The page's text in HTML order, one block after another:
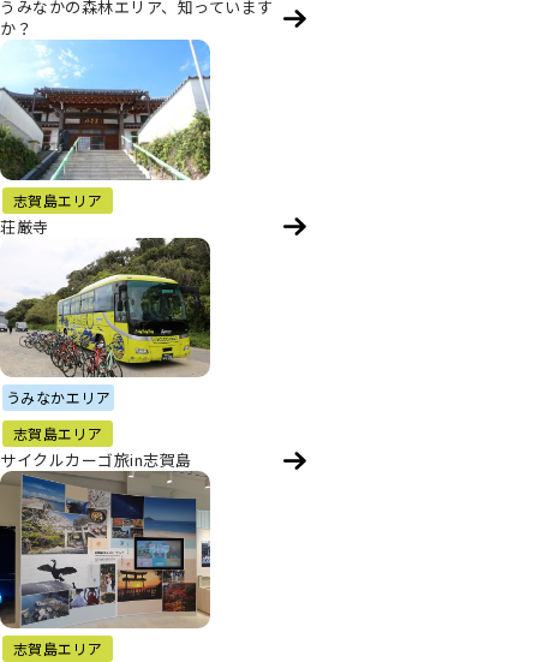
うみなかの森林エリア、知っています
か？
志賀島エリア
荘厳寺
うみなかエリア
志賀島エリア
サイクルカーゴ旅in志賀島
志賀島エリア